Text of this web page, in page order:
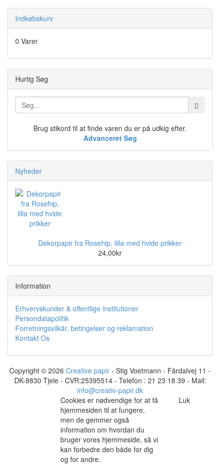
Indkøbskurv
0 Varer
Hurtig Søg
Brug stikord til at finde varen du er på udkig efter.
Advanceret Søg
Nyheder
Dekorpapir fra Rosehip, lilla med hvide prikker
24,00kr
Information
Erhvervskunder & offentlige institutioner
Persondatapolitik
Forretningsvilkår, betingelser og reklamation
Kontakt Os
Copyright © 2026 Creative papir - Stig Voetmann - Fårdalvej 11 -
DK-8830 Tjele - CVR:25395514 - Telefon : 21 23 18 39 - Mail:
info@creativ-papir.dk
Cookies er nødvendige for at få
hjemmesiden til at fungere,
men de gemmer også
information om hvordan du
bruger vores hjemmeside, så vi
kan forbedre den både for dig
og for andre.
Luk